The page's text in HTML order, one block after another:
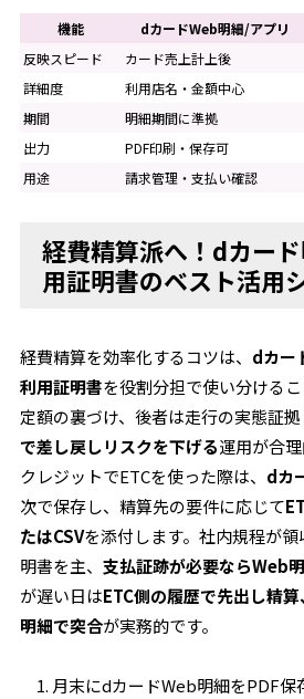
機能 dカードWeb明細/アプリ
反映スピード
カード売上計上後
詳細度
利用店名・金額中心
期間
明細期間に準拠
出力
PDF印刷・保存可
用途
請求管理・支払い確認
経費精算派へ！dカー
用証明書のベスト活用
経費精算を効率化するコツは、 dカー
利用証明書を役割分担で使い分ける
定額の裏づけ、後者は走行の実態証
で差し戻しリスクを下げる運用が合
クレジットでETCを使った際は、 dカ
次で保存し、精算先の要件に応じて
たはCSVを添付します。社内規程が
明書を主、支払証跡が必要ならWeb
が遅い日はETC側の履歴で先出し精
明細で突合が実務的です。
月末にdカードWeb明細をPDF保